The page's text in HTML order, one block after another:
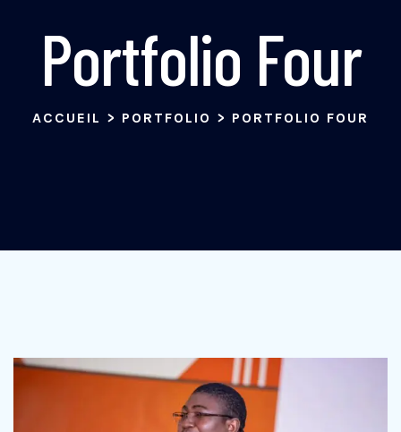
Portfolio Four
ACCUEIL > PORTFOLIO > PORTFOLIO FOUR